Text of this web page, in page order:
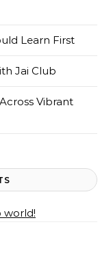
Learn First
Jai Club
Vibrant
world!